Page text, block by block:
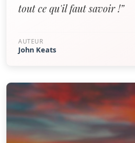
tout ce qu'il faut savoir !”
AUTEUR
John Keats